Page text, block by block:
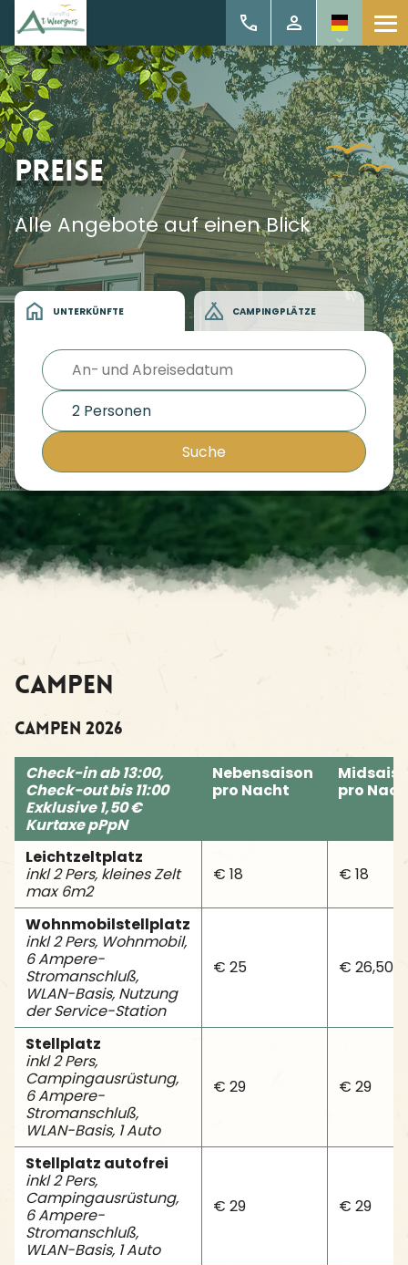
Preise
Alle Angebote auf einen Blick
UNTERKÜNFTE CAMPINGPLÄTZE
2 Personen
Suche
Campen
Campen 2026
Check-in ab 13:00,
Check-out bis 11:00
Exklusive 1,50 €
Kurtaxe pPpN
Nebensaison
pro Nacht
pro
Leichtzeltplatz
inkl 2 Pers, kleines Zelt
max 6m2
€ 18 € 18
Wohnmobilstellplatz
inkl 2 Pers, Wohnmobil,
6 Ampere-
Stromanschluß,
WLAN-Basis, Nutzung
der Service-Station
€ 25 € 26,50
Stellplatz
inkl 2 Pers,
Campingausrüstung,
6 Ampere-
Stromanschluß,
WLAN-Basis, 1 Auto
€ 29 € 29
Stellplatz autofrei
inkl 2 Pers,
Campingausrüstung,
6 Ampere-
Stromanschluß,
WLAN-Basis, 1 Auto
€ 29 € 29